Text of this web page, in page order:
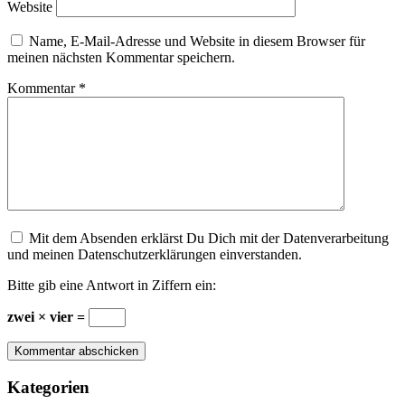
Website
Name, E-Mail-Adresse und Website in diesem Browser für
meinen nächsten Kommentar speichern.
Kommentar *
Mit dem Absenden erklärst Du Dich mit der Datenverarbeitung
und meinen Datenschutzerklärungen einverstanden.
Bitte gib eine Antwort in Ziffern ein:
zwei × vier =
Kategorien